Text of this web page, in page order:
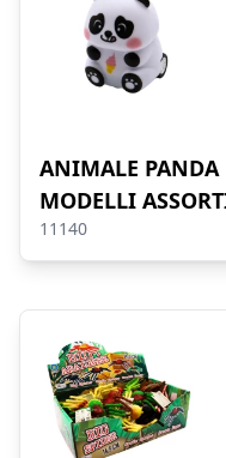
ANIMALE PANDA
MODELLI
11140